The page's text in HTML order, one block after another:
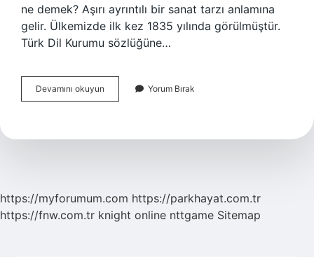
ne demek? Aşırı ayrıntılı bir sanat tarzı anlamına
gelir. Ülkemizde ilk kez 1835 yılında görülmüştür.
Türk Dil Kurumu sözlüğüne…
Devamını okuyun
Anlayışı
Yorum Bırak
https://myforumum.com https://parkhayat.com.tr
https://fnw.com.tr knight online nttgame Sitemap